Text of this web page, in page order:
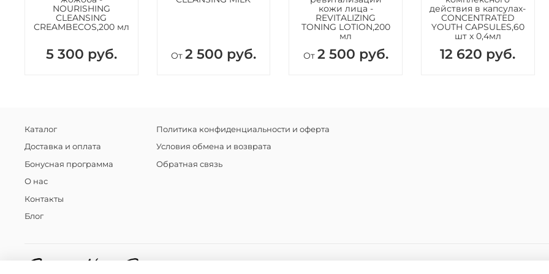
Способ
Acid,
NOURISHING
CLEANSING
CREAMBECOS,200 мл
5 300 руб. От 2 500 руб.
кожи лица -
REVITALIZING
TONING LOTION,200
мл
От 2 500 руб.
действия в капсулах-
CONCENTRATED
YOUTH CAPSULES,60
шт x 0,4мл
12 620 руб.
Каталог
Доставка и оплата
Бонусная программа
О нас
Контакты
Блог
Политика конфиденциальности и оферта
Условия обмена и возврата
Обратная связь